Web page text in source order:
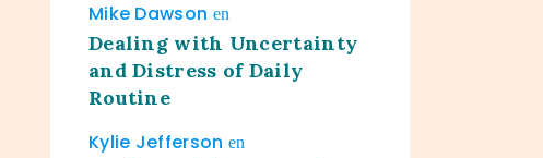
Mike Dawson en
Dealing with Uncertainty
and Distress of Daily
Routine
Kylie Jefferson en